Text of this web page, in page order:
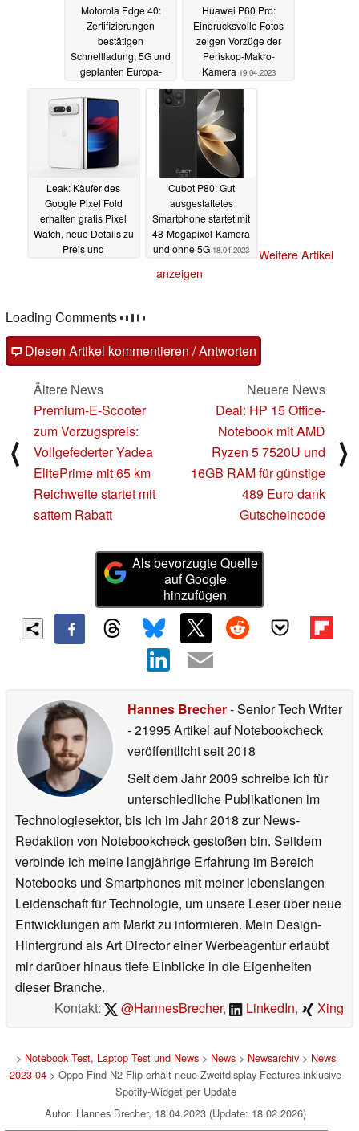
Motorola Edge 40:
Zertifizierungen
bestätigen
Schnellladung, 5G und
geplanten Europa-
Huawei P60 Pro:
Eindrucksvolle Fotos
zeigen Vorzüge der
Periskop-Makro-
Kamera 19.04.2023
Leak: Käufer des
Google Pixel Fold
erhalten gratis Pixel
Watch, neue Details zu
Preis und
Cubot P80: Gut
ausgestattetes
Smartphone startet mit
48-Megapixel-Kamera
und ohne 5G 18.04.2023
Weitere Artikel
anzeigen
Loading Comments
Diesen Artikel kommentieren / Antworten
⟨
Ältere News
Premium-E-Scooter
zum Vorzugspreis:
Vollgefederter Yadea
ElitePrime mit 65 km
Reichweite startet mit
sattem Rabatt
Neuere News
Deal: HP 15 Office-
Notebook mit AMD
Ryzen 5 7520U und
16GB RAM für günstige
489 Euro dank
Gutscheincode
⟩
Als bevorzugte Quelle
auf Google
hinzufügen
Hannes Brecher- Senior Tech Writer
- 21995 Artikel auf Notebookcheck
veröffentlichtseit 2018
Seit dem Jahr 2009 schreibe ich für
unterschiedliche Publikationen im
Technologiesektor, bis ich im Jahr 2018 zur News-
Redaktion von Notebookcheck gestoßen bin. Seitdem
verbinde ich meine langjährige Erfahrung im Bereich
Notebooks und Smartphones mit meiner lebenslangen
Leidenschaft für Technologie, um unsere Leser über neue
Entwicklungen am Markt zu informieren. Mein Design-
Hintergrund als Art Director einer Werbeagentur erlaubt
mir darüber hinaus tiefe Einblicke in die Eigenheiten
dieser Branche.
Kontakt:
@HannesBrecher, LinkedIn, Xing
> Notebook Test, Laptop Test und News> News> Newsarchiv> News
2023-04 > Oppo Find N2 Flip erhält neue Zweitdisplay-Features inklusive
Spotify-Widget per Update
Autor: Hannes Brecher, 18.04.2023 (Update: 18.02.2026)